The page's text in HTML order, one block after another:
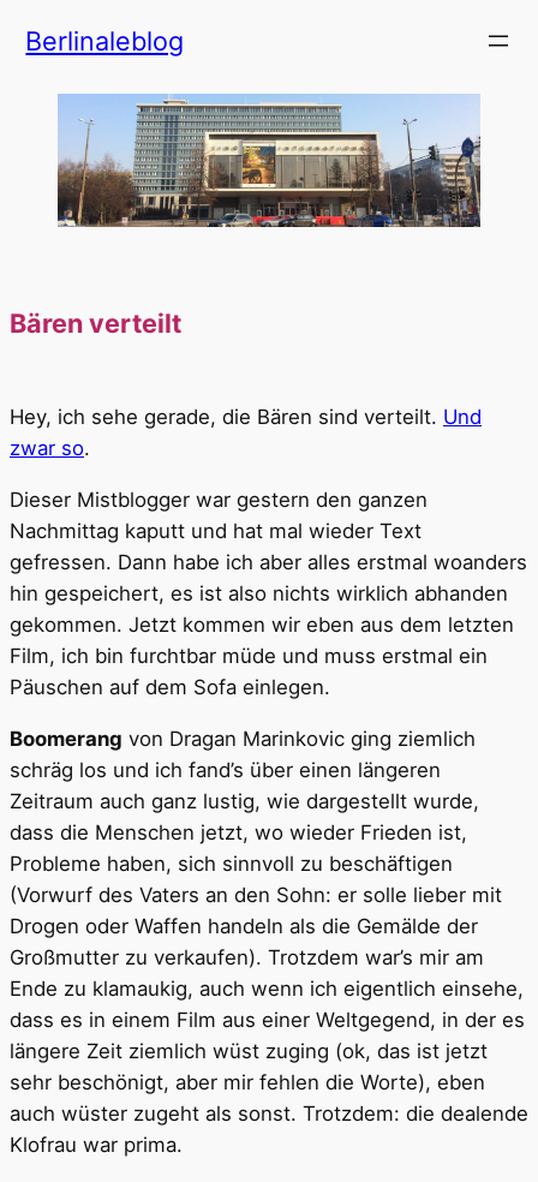
Inhalt
Berlinaleblog
Bären verteilt
Hey, ich sehe gerade, die Bären sind verteilt. Und
zwar so.
Dieser Mistblogger war gestern den ganzen
Nachmittag kaputt und hat mal wieder Text
gefressen. Dann habe ich aber alles erstmal woanders
hin gespeichert, es ist also nichts wirklich abhanden
gekommen. Jetzt kommen wir eben aus dem letzten
Film, ich bin furchtbar müde und muss erstmal ein
Päuschen auf dem Sofa einlegen.
Boomerang von Dragan Marinkovic ging ziemlich
schräg los und ich fand’s über einen längeren
Zeitraum auch ganz lustig, wie dargestellt wurde,
dass die Menschen jetzt, wo wieder Frieden ist,
Probleme haben, sich sinnvoll zu beschäftigen
(Vorwurf des Vaters an den Sohn: er solle lieber mit
Drogen oder Waffen handeln als die Gemälde der
Großmutter zu verkaufen). Trotzdem war’s mir am
Ende zu klamaukig, auch wenn ich eigentlich einsehe,
dass es in einem Film aus einer Weltgegend, in der es
längere Zeit ziemlich wüst zuging (ok, das ist jetzt
sehr beschönigt, aber mir fehlen die Worte), eben
auch wüster zugeht als sonst. Trotzdem: die dealende
Klofrau war prima.